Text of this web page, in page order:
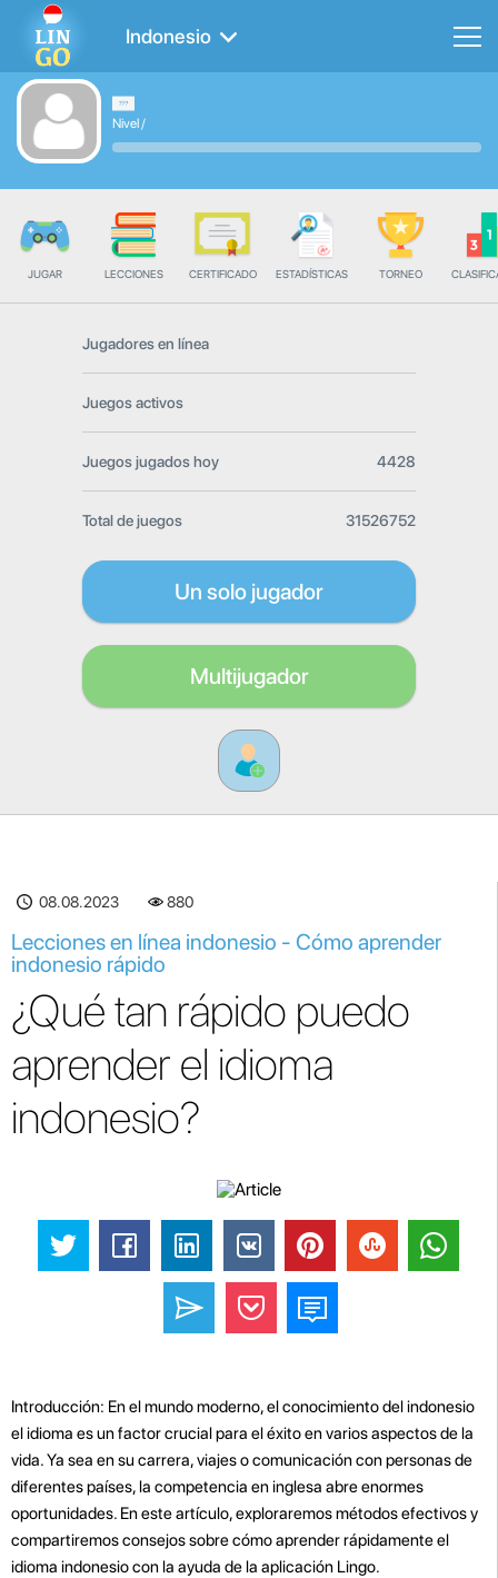
Indonesio
Nivel/
JUGAR LECCIONES CERTIFICADO ESTADÍSTICAS TORNEO
Jugadores en línea
Juegos activos
Juegos jugados hoy 4428
Total de juegos 31526752
Un solo jugador
Multijugador
08.08.2023 880
Lecciones en línea indonesio - Cómo aprender
indonesio rápido
¿Qué tan rápido puedo
aprender el idioma
indonesio?
Introducción: En el mundo moderno, el conocimiento del indonesio
el idioma es un factor crucial para el éxito en varios aspectos de la
vida. Ya sea en su carrera, viajes o comunicación con personas de
diferentes países, la competencia en inglesa abre enormes
oportunidades. En este artículo, exploraremos métodos efectivos y
compartiremos consejos sobre cómo aprender rápidamente el
idioma indonesio con la ayuda de la aplicación Lingo.